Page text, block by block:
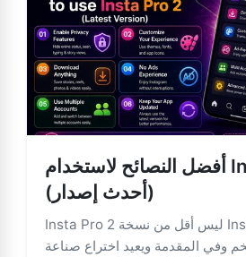
أفضل النصائح لاستخدام Insta Pro 2
(أحدث إصدار)
Insta Pro 2 ليس أقل من نسخة Instagram كاملة
وفي المقدمة ويعيد اختراع صناعة